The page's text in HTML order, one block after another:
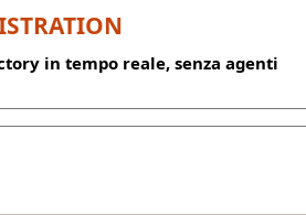
in tempo reale, senza agenti